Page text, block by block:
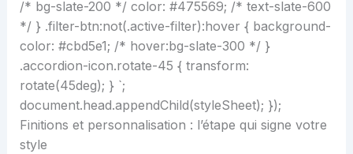
/* bg-slate-200 */ color: #475569; /* text-slate-600
*/ } .filter-btn:not(.active-filter):hover { background-
color: #cbd5e1; /* hover:bg-slate-300 */ }
.accordion-icon.rotate-45 { transform:
rotate(45deg); } `;
document.head.appendChild(styleSheet); });
Finitions et personnalisation : l’étape qui signe votre
style